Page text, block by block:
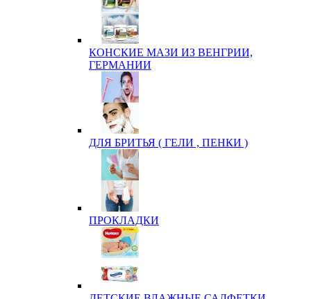
КОНСКИЕ МАЗИ ИЗ ВЕНГРИИ,
ГЕРМАНИИ
ДЛЯ БРИТЬЯ ( ГЕЛИ , ПЕНКИ )
ПРОКЛАДКИ